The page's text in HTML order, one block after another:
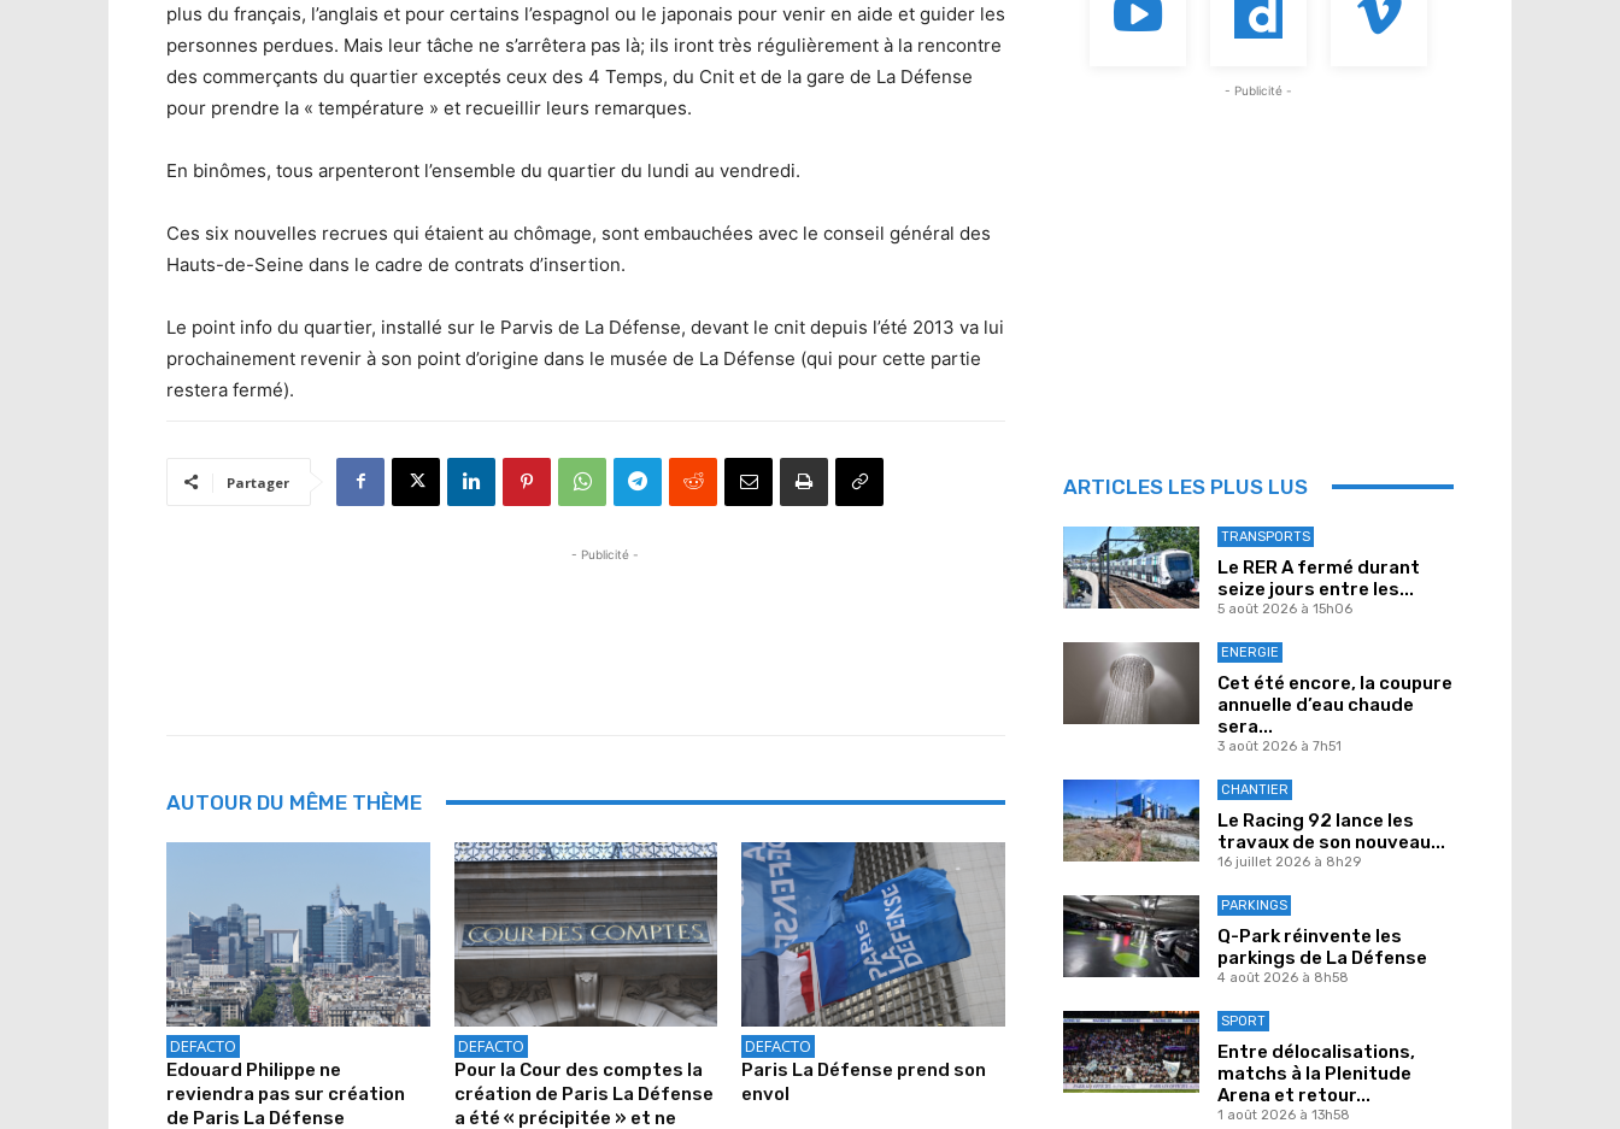
plus du français, l’anglais et pour certains l’espagnol ou le japonais pour venir en aide et guider les
personnes perdues. Mais leur tâche ne s’arrêtera pas là; ils iront très régulièrement à la rencontre
des commerçants du quartier exceptés ceux des 4 Temps, du Cnit et de la gare de La Défense
pour prendre la « température » et recueillir leurs remarques.
En binômes, tous arpenteront l’ensemble du quartier du lundi au vendredi.
Ces six nouvelles recrues qui étaient au chômage, sont embauchées avec le conseil général des
Hauts-de-Seine dans le cadre de contrats d’insertion.
Le point info du quartier, installé sur le Parvis de La Défense, devant le cnit depuis l’été 2013 va lui
prochainement revenir à son point d’origine dans le musée de La Défense (qui pour cette partie
restera fermé).
Partager
- Publicité -
AUTOUR DU MÊME THÈME
DEFACTO
Edouard Philippe ne
reviendra pas sur création
de Paris La Défense
DEFACTO
Pour la Cour des comptes la
création de Paris La Défense
a été « précipitée » et ne
DEFACTO
Paris La Défense prend son
envol
- Publicité -
ARTICLES LES PLUS LUS
TRANSPORTS
Le RER A fermé durant
seize jours entre les...
5 août 2026 à 15h06
ENERGIE
Cet été encore, la coupure
annuelle d’eau chaude
sera...
3 août 2026 à 7h51
CHANTIER
Le Racing 92 lance les
travaux de son nouveau...
16 juillet 2026 à 8h29
PARKINGS
Q-Park réinvente les
parkings de La Défense
4 août 2026 à 8h58
SPORT
Entre délocalisations,
matchs à la Plenitude
Arena et retour...
1 août 2026 à 13h58